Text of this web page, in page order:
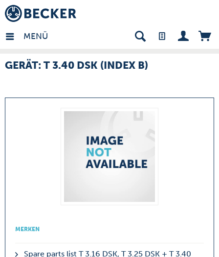
MENÜ
- DE
GERÄT: T 3.40 DSK (INDEX B)
MERKEN
Spare parts list T 3.16 DSK, T 3.25 DSK + T 3.40